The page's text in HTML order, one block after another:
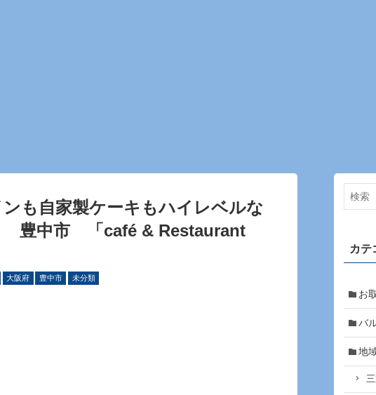
も自家製ケーキもハイレベルな
豊中市 「café & Restaurant
大阪府 豊中市 未分類
カテ
お
バ
地